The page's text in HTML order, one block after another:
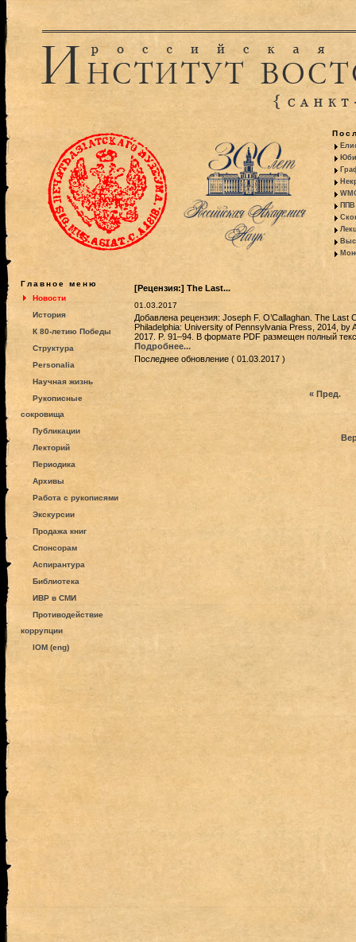
ППВ
Главное меню
Новости
История
К 80-летию Победы
Структура
Personalia
Научная жизнь
Рукописные
сокровища
Публикации
Лекторий
Периодика
Архивы
Работа с рукописями
Экскурсии
Продажа книг
Спонсорам
Аспирантура
Библиотека
ИВР в СМИ
Противодействие
коррупции
IOM (eng)
[Рецензия:] The Last...
01.03.2017
Добавлена рецензия: Joseph F. O’Callaghan. The
Philadelphia: University of Pennsylvania Press, 2014,
2017. P. 91–94. В формате PDF размещен полный
Подробнее...
Последнее обновление ( 01.03.2017 )
« Пред.